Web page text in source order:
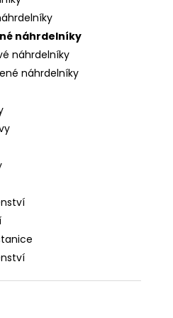
náhrdelníky
náhrdelníky
náhrdelníky